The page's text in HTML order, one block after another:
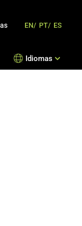
Idiomas
EN/ PT/ ES